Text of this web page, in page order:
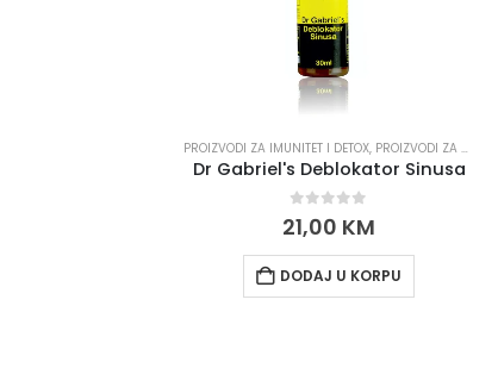
PROIZVODI ZA IMUNITET I DETOX, PROIZVODI ZA PLUĆA I JETRU
Dr Gabriel's Deblokator Sinusa
0out of 5
21,00 KM
DODAJ U KORPU